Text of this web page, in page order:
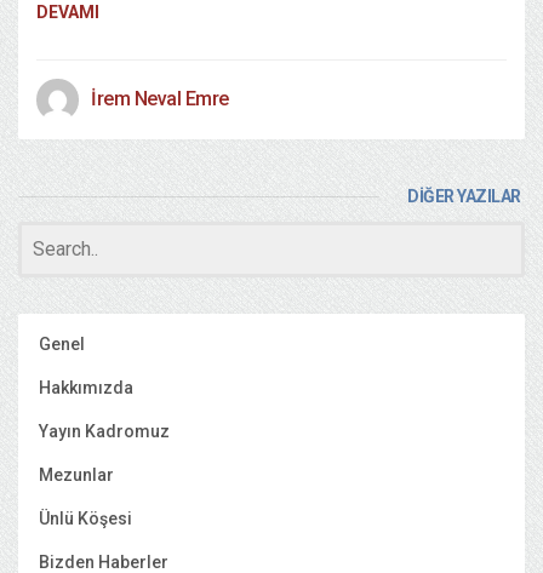
DEVAMI
İrem Neval Emre
DİĞER YAZILAR
Genel
Hakkımızda
Yayın Kadromuz
Mezunlar
Ünlü Köşesi
Bizden Haberler